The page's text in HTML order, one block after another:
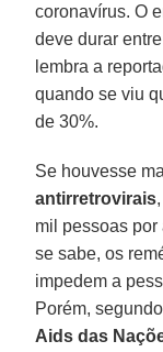
coronavírus. O
deve durar
lembra a
quando se viu
de 30%.
Se houvesse
antirretrovirais
mil pessoas
se sabe, os
impedem a
Porém,
Aids das